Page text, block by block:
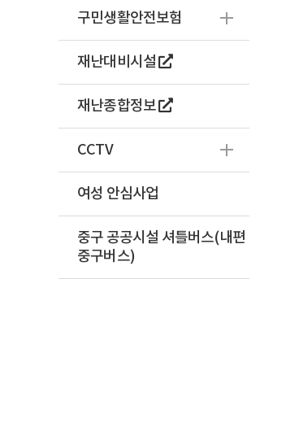
구민생활안전보험
재난대비시설
재난종합정보
CCTV
여성 안심사업
중구 공공시설 셔틀버스(내편
중구버스)